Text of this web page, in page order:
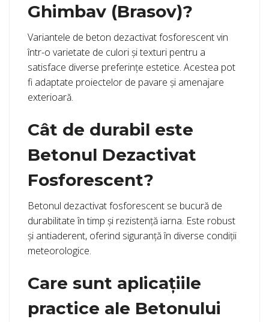
Ghimbav (Brasov)?
Variantele de beton dezactivat fosforescent vin
într-o varietate de culori și texturi pentru a
satisface diverse preferințe estetice. Acestea pot
fi adaptate proiectelor de pavare și amenajare
exterioară.
Cât de durabil este
Betonul Dezactivat
Fosforescent?
Betonul dezactivat fosforescent se bucură de
durabilitate în timp și rezistență iarna. Este robust
și antiaderent, oferind siguranță în diverse condiții
meteorologice.
Care sunt aplicațiile
practice ale Betonului